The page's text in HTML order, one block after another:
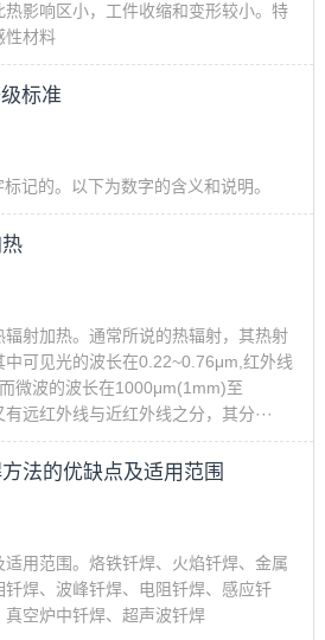
热影响区小，工件收缩和变形较小。特
性材料
标准
记的。以下为数字的含义和说明。
射加热。通常所说的热辐射，其热射
可见光的波长在0.22~0.76μm,红外线
微波的波长在1000μm(1mm)至
远红外线与近红外线之分，其分···
法的优缺点及适用范围
用范围。烙铁钎焊、火焰钎焊、金属
焊、波峰钎焊、电阻钎焊、感应钎
空炉中钎焊、超声波钎焊